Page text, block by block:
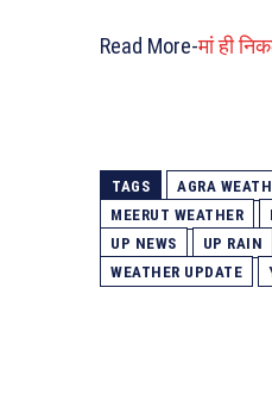
Read More-मां ही
TAGS AGRA
MEERUT WEATHER
UP NEWS
UP RAIN
WEATHER UPDATE